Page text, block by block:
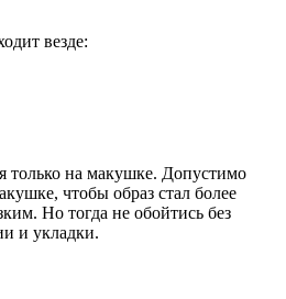
везде:
только на макушке. Допустимо
чтобы образ стал более
Но тогда не обойтись без
и укладки.